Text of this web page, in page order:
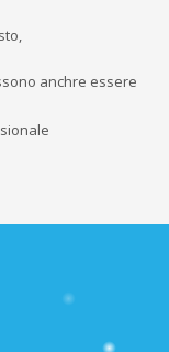
anchre essere